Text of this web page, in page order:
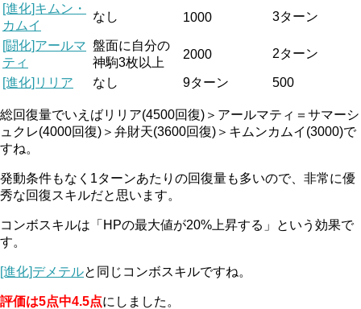
[進化]キムン・
カムイ
なし 1000 3ターン
[闘化]アールマ
ティ
盤面に自分の
神駒3枚以上
2000 2ターン
[進化]リリア なし 9ターン 500
総回復量でいえばリリア(4500回復)＞アールマティ＝サマーシ
ュクレ(4000回復)＞弁財天(3600回復)＞キムンカムイ(3000)で
すね。
発動条件もなく1ターンあたりの回復量も多いので、非常に優
秀な回復スキルだと思います。
コンボスキルは「HPの最大値が20%上昇する」という効果で
す。
[進化]デメテルと同じコンボスキルですね。
評価は5点中4.5点にしました。